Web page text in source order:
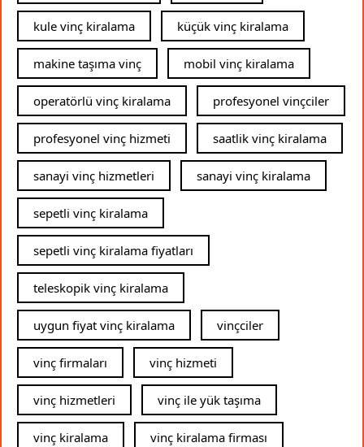
kule vinç kiralama küçük vinç kiralama
makine taşıma vinç mobil vinç kiralama
operatörlü vinç kiralama profesyonel vinçciler
profesyonel vinç hizmeti saatlik vinç kiralama
sanayi vinç hizmetleri sanayi vinç kiralama
sepetli vinç kiralama
sepetli vinç kiralama fiyatları
teleskopik vinç kiralama
uygun fiyat vinç kiralama vinçciler
vinç firmaları vinç hizmeti
vinç hizmetleri vinç ile yük taşıma
vinç kiralama vinç kiralama firması